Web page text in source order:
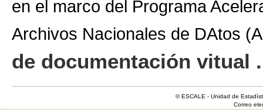
en el marco del Programa
Archivos Nacionales de DAtos
de documentación vitual
© ESCALE - Unidad de
Correo